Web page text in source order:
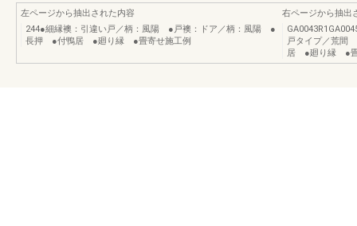
左ページから抽出された内容
244●細縁襖：引違い戸／柄：風陽 ●戸襖：ドア／柄：風陽 ●
長押 ●付鴨居 ●廻り縁 ●畳寄せ施工例
右ページから抽出
戸タイプ／荒
居 ●廻り縁 ●